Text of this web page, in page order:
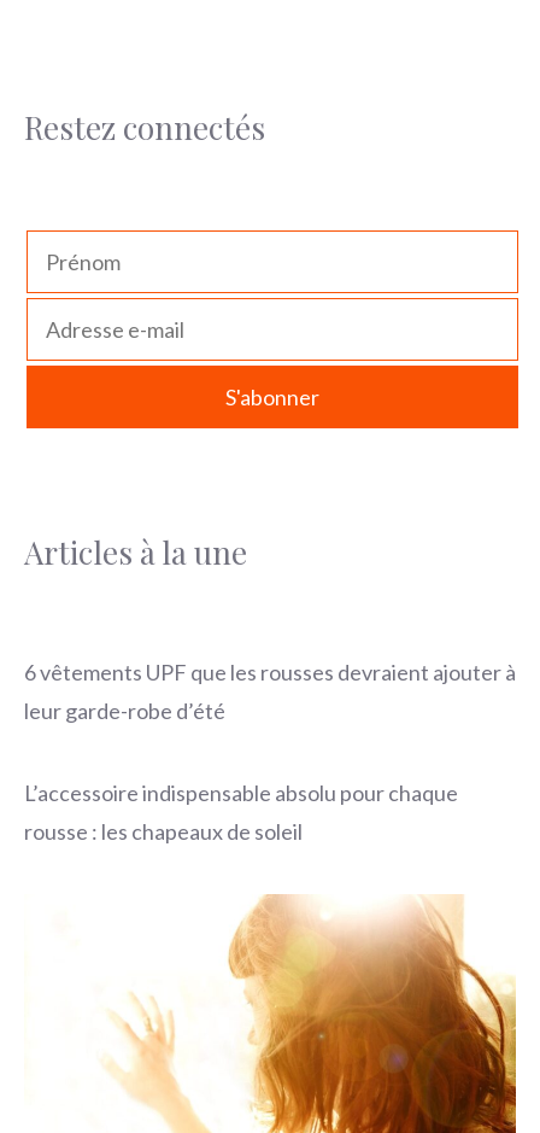
Restez connectés
Articles à la une
6 vêtements UPF que les rousses devraient ajouter à
leur garde-robe d’été
L’accessoire indispensable absolu pour chaque
rousse : les chapeaux de soleil